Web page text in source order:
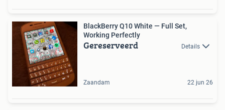
BlackBerry Q10 White — Full Set,
Working Perfectly
Gereserveerd Details
Zaandam 22 jun 26